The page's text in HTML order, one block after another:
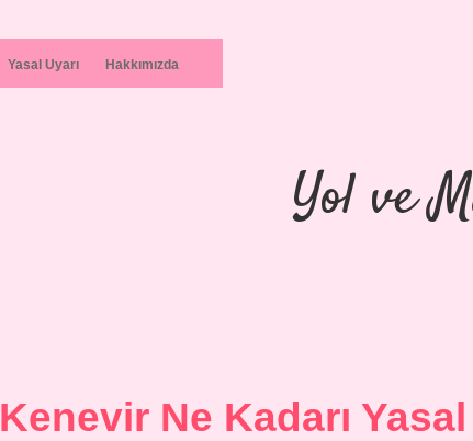
Yasal Uyarı Hakkımızda
Yol ve
Kenevir Ne Kadarı Yasal